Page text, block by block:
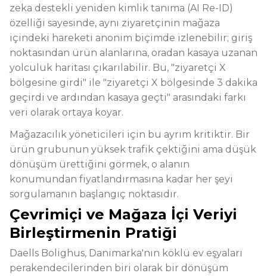
zeka destekli yeniden kimlik tanıma (AI Re-ID)
özelliği sayesinde, aynı ziyaretçinin mağaza
içindeki hareketi anonim biçimde izlenebilir; giriş
noktasından ürün alanlarına, oradan kasaya uzanan
yolculuk haritası çıkarılabilir. Bu, "ziyaretçi X
bölgesine girdi" ile "ziyaretçi X bölgesinde 3 dakika
geçirdi ve ardından kasaya geçti" arasındaki farkı
veri olarak ortaya koyar.
Mağazacılık yöneticileri için bu ayrım kritiktir. Bir
ürün grubunun yüksek trafik çektiğini ama düşük
dönüşüm ürettiğini görmek, o alanın
konumundan fiyatlandırmasına kadar her şeyi
sorgulamanın başlangıç noktasıdır.
Çevrimiçi ve Mağaza İçi Veriyi
Birleştirmenin Pratiği
Daells Bolighus, Danimarka'nın köklü ev eşyaları
perakendecilerinden biri olarak bir dönüşüm